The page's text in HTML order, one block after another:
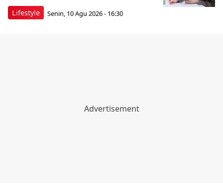
Lifestyle Senin, 10 Agu 2026 - 16:30